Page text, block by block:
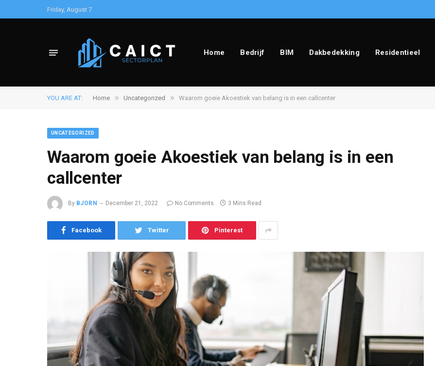
Friday, August 7
Home Bedrijf BIM Dakbedekking Residentieel
YOU ARE AT: Home » Uncategorized » Waarom goeie Akoestiek van belang is in een callcenter
UNCATEGORIZED
Waarom goeie Akoestiek van belang is in een
callcenter
By BJORN December 21, 2022 No Comments 3 Mins Read
Facebook Twitter Pinterest